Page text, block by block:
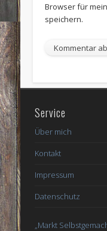
Browser für
speichern.
Service
Über mich
Kontakt
Impressum
Datenschutz
„Markt